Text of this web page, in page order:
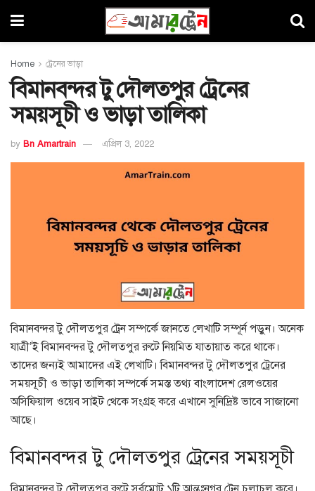
Home ট্রেনের ভাড়া
বিমানবন্দর টু দৌলতপুর ট্রেনের
সময়সূচী ও ভাড়া তালিকা
by Bn Amartrain এপ্রিল 3, 2022
বিমানবন্দর টু দৌলতপুর ট্রেন সম্পর্কে জানতে লেখাটি সম্পূর্ন পড়ুন। অনেক
যাত্রী’ই বিমানবন্দর টু দৌলতপুর রুটে নিয়মিত যাতায়াত করে থাকে।
তাদের জন্যই আমাদের এই লেখাটি। বিমানবন্দর টু দৌলতপুর ট্রেনের
সময়সূচী ও ভাড়া তালিকা সম্পর্কে সমস্ত তথ্য বাংলাদেশ রেলওয়ের
অসিফিয়াল ওয়েব সাইট থেকে সংগ্রহ করে এখানে সুনিদ্রিষ্ট ভাবে সাজানো
আছে।
বিমানবন্দর টু দৌলতপুর ট্রেনের সময়সূচী